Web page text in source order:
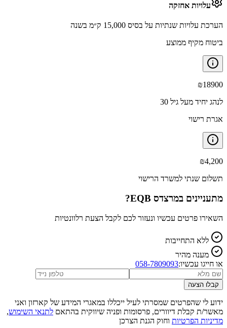
עלויות אחזקה
הערכת עלויות שנתיות על בסיס 15,000 ק״מ בשנה
ביטוח מקיף ממוצע
₪18900
לנהג יחיד מעל גיל 30
אגרת רישוי
₪4,200
תשלום שנתי למשרד הרישוי
מתעניינים במרצדס EQB ?
השאירו פרטים עכשיו ונעזור לכם לקבל הצעת רלוונטיות
ללא התחייבות
מענה מהיר
או חייגו עכשיו:058-7809093
קבלו הצעה
ידוע לי שהפרטים שמסרתי לעיל ייכללו במאגרי המידע של קארזון ואני
מאשר/ת קבלת דיוורים, פרסומות ופניה שיווקית בהתאם לתנאי השימוש,
מדיניות הפרטיות וחוק הגנת הצרכן